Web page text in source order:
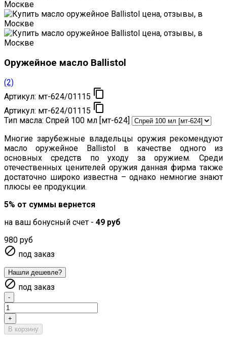
Оружейное масло Ballistol
(2)
Артикул: мт-624/01115 
Артикул: мт-624/01115 
Тип масла: Спрей 100 мл [мт-624]
Многие зарубежные владельцы оружия рекомендуют
масло оружейное Ballistol в качестве одного из
основных средств по уходу за оружием. Среди
отечественных ценителей оружия данная фирма также
достаточно широко известна – однако немногие знают
плюсы ее продукции.
5% от суммы вернется
на ваш бонусный счет - 49 руб
980 руб
 под заказ
Нашли дешевле?
 под заказ
-
+
В корзину